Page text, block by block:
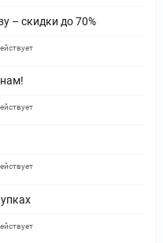
– скидки до 70%